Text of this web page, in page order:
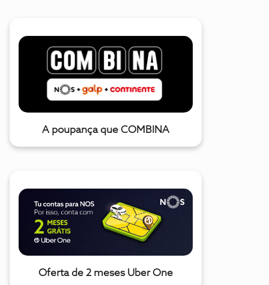
A poupança que COMBINA
Oferta de 2 meses Uber One